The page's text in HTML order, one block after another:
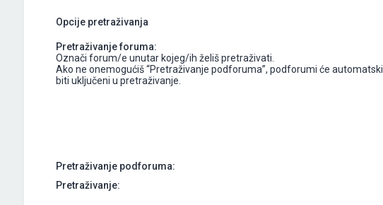
Opcije pretraživanja
Pretraživanje foruma:
Označi forum/e unutar kojeg/ih želiš pretraživati.
Ako ne onemogućiš “Pretraživanje podforuma”, podforumi će automatski
biti uključeni u pretraživanje.
Pretraživanje podforuma:
Pretraživanje: